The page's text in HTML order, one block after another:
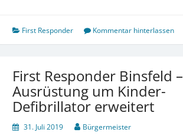
First Responder Kommentar hinterlassen
First Responder Binsfeld –
Ausrüstung um Kinder-
Defibrillator erweitert
31. Juli 2019 Bürgermeister